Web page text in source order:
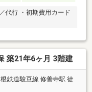
代行 ・初期費用カード
築21年6ヶ月 3階建
鉄道駿豆線 修善寺駅 徒